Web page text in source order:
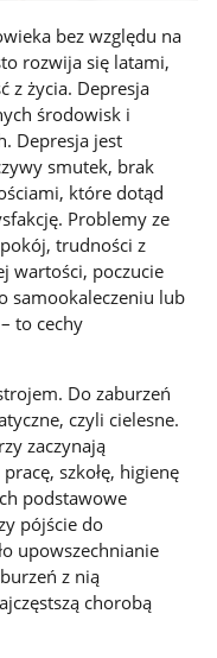
bez względu na
rozwija się latami,
z życia. Depresja
środowisk i
Depresja jest
smutek, brak
które dotąd
Problemy ze
trudności z
wartości, poczucie
samookaleczeniu lub
to cechy
Do zaburzeń
czyli cielesne.
zaczynają
szkołę, higienę
podstawowe
pójście do
upowszechnianie
z nią
chorobą